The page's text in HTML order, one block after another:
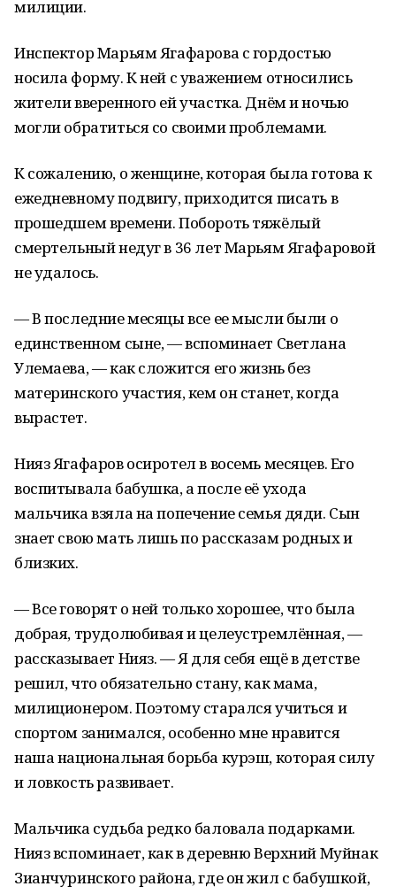
милиции.
Инспектор Марьям Ягафарова с гордостью
носила форму. К ней с уважением относились
жители вверенного ей участка. Днём и ночью
могли обратиться со своими проблемами.
К сожалению, о женщине, которая была готова к
ежедневному подвигу, приходится писать в
прошедшем времени. Побороть тяжёлый
смертельный недуг в 36 лет Марьям Ягафаровой
не удалось.
— В последние месяцы все ее мысли были о
единственном сыне, — вспоминает Светлана
Улемаева, — как сложится его жизнь без
материнского участия, кем он станет, когда
вырастет.
Нияз Ягафаров осиротел в восемь месяцев. Его
воспитывала бабушка, а после её ухода
мальчика взяла на попечение семья дяди. Сын
знает свою мать лишь по рассказам родных и
близких.
— Все говорят о ней только хорошее, что была
добрая, трудолюбивая и целеустремлённая, —
рассказывает Нияз. — Я для себя ещё в детстве
решил, что обязательно стану, как мама,
милиционером. Поэтому старался учиться и
спортом занимался, особенно мне нравится
наша национальная борьба курэш, которая силу
и ловкость развивает.
Мальчика судьба редко баловала подарками.
Нияз вспоминает, как в деревню Верхний Муйнак
Зианчуринского района, где он жил с бабушкой,